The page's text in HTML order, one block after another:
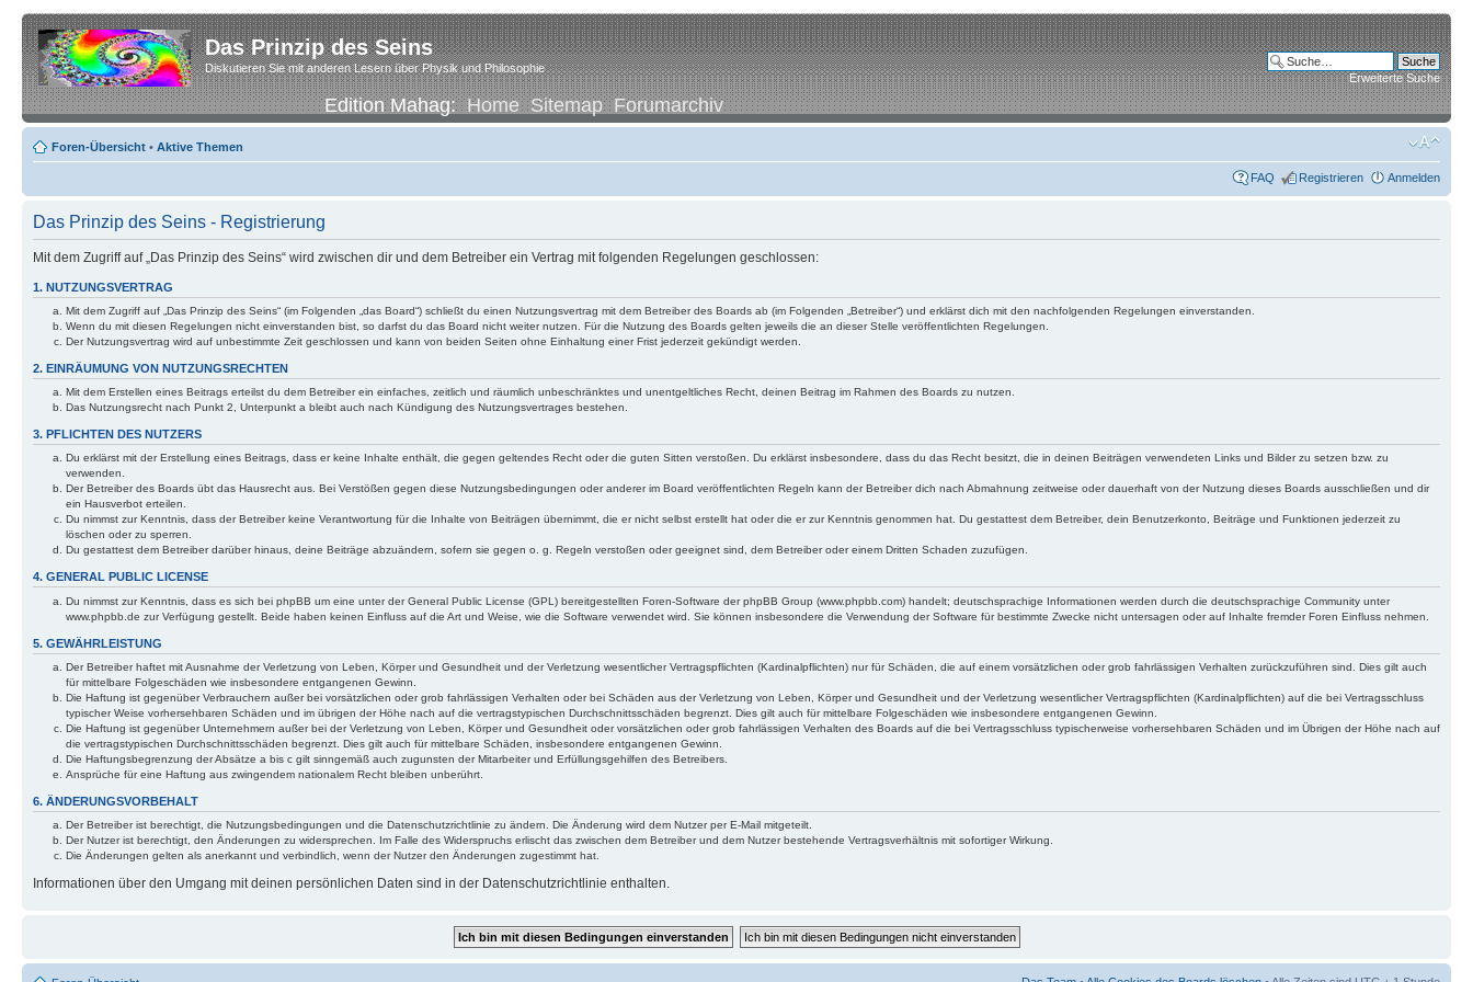
Das Prinzip des Seins
Diskutieren Sie mit anderen Lesern über Physik und Philosophie
Edition Mahag:Home Sitemap Forumarchiv
Erweiterte Suche
Foren-Übersicht • Aktive Themen
FAQ Registrieren Anmelden
Das Prinzip des Seins - Registrierung
Mit dem Zugriff auf „Das Prinzip des Seins“ wird zwischen dir und dem Betreiber ein Vertrag mit folgenden Regelungen geschlossen:
1. NUTZUNGSVERTRAG
Mit dem Zugriff auf „Das Prinzip des Seins“ (im Folgenden „das Board“) schließt du einen Nutzungsvertrag mit dem Betreiber des Boards ab (im Folgenden „Betreiber“) und erklärst dich mit den nachfolgenden Regelungen einverstanden.
Wenn du mit diesen Regelungen nicht einverstanden bist, so darfst du das Board nicht weiter nutzen. Für die Nutzung des Boards gelten jeweils die an dieser Stelle veröffentlichten Regelungen.
Der Nutzungsvertrag wird auf unbestimmte Zeit geschlossen und kann von beiden Seiten ohne Einhaltung einer Frist jederzeit gekündigt werden.
2. EINRÄUMUNG VON NUTZUNGSRECHTEN
Mit dem Erstellen eines Beitrags erteilst du dem Betreiber ein einfaches, zeitlich und räumlich unbeschränktes und unentgeltliches Recht, deinen Beitrag im Rahmen des Boards zu nutzen.
Das Nutzungsrecht nach Punkt 2, Unterpunkt a bleibt auch nach Kündigung des Nutzungsvertrages bestehen.
3. PFLICHTEN DES NUTZERS
Du erklärst mit der Erstellung eines Beitrags, dass er keine Inhalte enthält, die gegen geltendes Recht oder die guten Sitten verstoßen. Du erklärst insbesondere, dass du das Recht besitzt, die in deinen Beiträgen verwendeten Links und Bilder zu setzen bzw. zu
verwenden.
Der Betreiber des Boards übt das Hausrecht aus. Bei Verstößen gegen diese Nutzungsbedingungen oder anderer im Board veröffentlichten Regeln kann der Betreiber dich nach Abmahnung zeitweise oder dauerhaft von der Nutzung dieses Boards ausschließen und dir
ein Hausverbot erteilen.
Du nimmst zur Kenntnis, dass der Betreiber keine Verantwortung für die Inhalte von Beiträgen übernimmt, die er nicht selbst erstellt hat oder die er zur Kenntnis genommen hat. Du gestattest dem Betreiber, dein Benutzerkonto, Beiträge und Funktionen jederzeit zu
löschen oder zu sperren.
Du gestattest dem Betreiber darüber hinaus, deine Beiträge abzuändern, sofern sie gegen o. g. Regeln verstoßen oder geeignet sind, dem Betreiber oder einem Dritten Schaden zuzufügen.
4. GENERAL PUBLIC LICENSE
Du nimmst zur Kenntnis, dass es sich bei phpBB um eine unter der General Public License (GPL) bereitgestellten Foren-Software der phpBB Group (www.phpbb.com) handelt; deutschsprachige Informationen werden durch die deutschsprachige Community unter
www.phpbb.de zur Verfügung gestellt. Beide haben keinen Einfluss auf die Art und Weise, wie die Software verwendet wird. Sie können insbesondere die Verwendung der Software für bestimmte Zwecke nicht untersagen oder auf Inhalte fremder Foren Einfluss nehmen.
5. GEWÄHRLEISTUNG
Der Betreiber haftet mit Ausnahme der Verletzung von Leben, Körper und Gesundheit und der Verletzung wesentlicher Vertragspflichten (Kardinalpflichten) nur für Schäden, die auf einem vorsätzlichen oder grob fahrlässigen Verhalten zurückzuführen sind. Dies gilt auch
für mittelbare Folgeschäden wie insbesondere entgangenen Gewinn.
Die Haftung ist gegenüber Verbrauchern außer bei vorsätzlichen oder grob fahrlässigen Verhalten oder bei Schäden aus der Verletzung von Leben, Körper und Gesundheit und der Verletzung wesentlicher Vertragspflichten (Kardinalpflichten) auf die bei Vertragsschluss
typischer Weise vorhersehbaren Schäden und im übrigen der Höhe nach auf die vertragstypischen Durchschnittsschäden begrenzt. Dies gilt auch für mittelbare Folgeschäden wie insbesondere entgangenen Gewinn.
Die Haftung ist gegenüber Unternehmern außer bei der Verletzung von Leben, Körper und Gesundheit oder vorsätzlichen oder grob fahrlässigen Verhalten des Boards auf die bei Vertragsschluss typischerweise vorhersehbaren Schäden und im Übrigen der Höhe nach auf
die vertragstypischen Durchschnittsschäden begrenzt. Dies gilt auch für mittelbare Schäden, insbesondere entgangenen Gewinn.
Die Haftungsbegrenzung der Absätze a bis c gilt sinngemäß auch zugunsten der Mitarbeiter und Erfüllungsgehilfen des Betreibers.
Ansprüche für eine Haftung aus zwingendem nationalem Recht bleiben unberührt.
6. ÄNDERUNGSVORBEHALT
Der Betreiber ist berechtigt, die Nutzungsbedingungen und die Datenschutzrichtlinie zu ändern. Die Änderung wird dem Nutzer per E-Mail mitgeteilt.
Der Nutzer ist berechtigt, den Änderungen zu widersprechen. Im Falle des Widerspruchs erlischt das zwischen dem Betreiber und dem Nutzer bestehende Vertragsverhältnis mit sofortiger Wirkung.
Die Änderungen gelten als anerkannt und verbindlich, wenn der Nutzer den Änderungen zugestimmt hat.
Informationen über den Umgang mit deinen persönlichen Daten sind in der Datenschutzrichtlinie enthalten.